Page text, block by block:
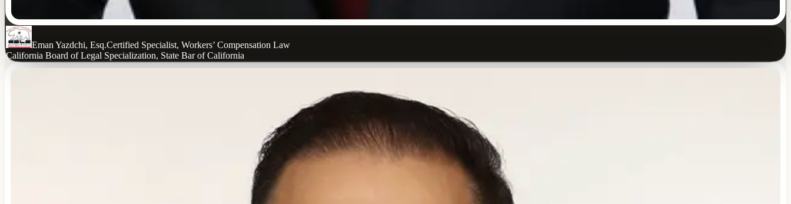
Eman Yazdchi, Esq.Certified Specialist, Workers’ Compensation Law
California Board of Legal Specialization, State Bar of California